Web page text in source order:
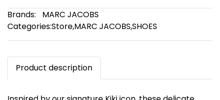
Brands:
MARC JACOBS
Categories:Store,MARC JACOBS,SHOES
Product description